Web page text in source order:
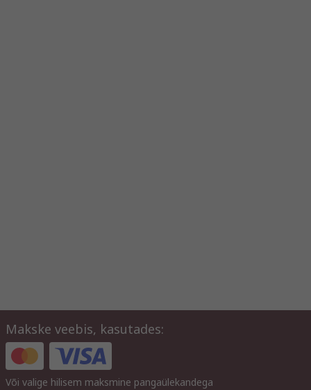
Makske veebis, kasutades:
Või valige hilisem maksmine pangaülekandega